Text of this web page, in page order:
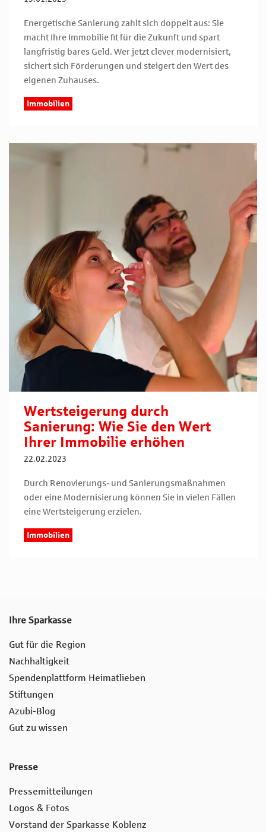
Energetische Sanierung zahlt sich doppelt aus: Sie
macht Ihre Immobilie fit für die Zukunft und spart
langfristig bares Geld. Wer jetzt clever modernisiert,
sichert sich Förderungen und steigert den Wert des
eigenen Zuhauses.
Immobilien
Wertsteigerung durch
Sanierung: Wie Sie den Wert
Ihrer Immobilie erhöhen
22.02.2023
Durch Renovierungs- und Sanierungsmaßnahmen
oder eine Modernisierung können Sie in vielen Fällen
eine Wertsteigerung erzielen.
Immobilien
Ihre Sparkasse
Gut für die Region
Nachhaltigkeit
Spendenplattform Heimatlieben
Stiftungen
Azubi-Blog
Gut zu wissen
Presse
Pressemitteilungen
Logos & Fotos
Vorstand der Sparkasse Koblenz